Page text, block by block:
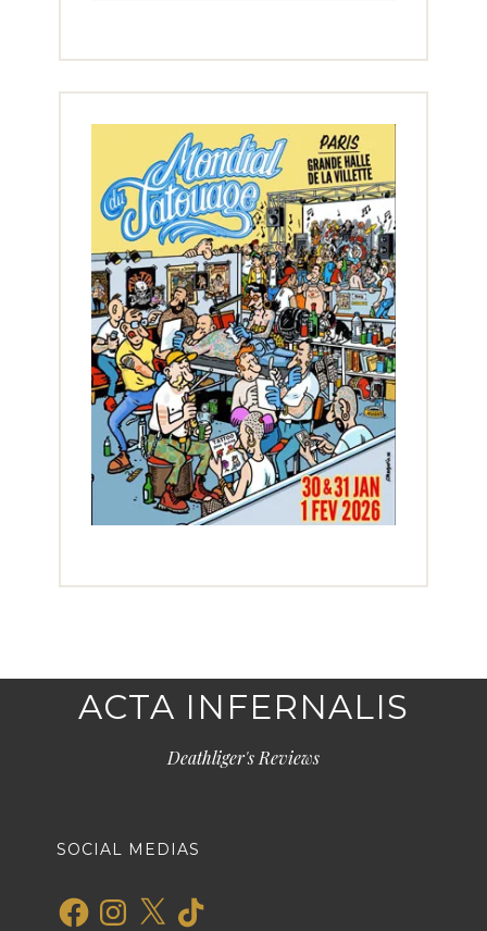
ACTA INFERNALIS
Deathliger's Reviews
SOCIAL MEDIAS
FacebookInstagram
X TikTok